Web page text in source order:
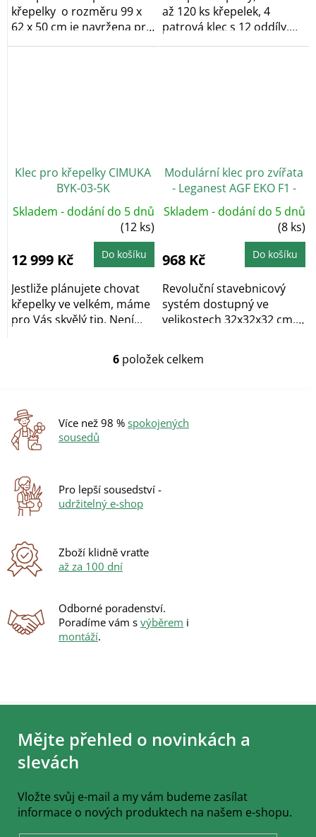
křepelky o rozměru 99 x
62 x 50 cm je navržena pro
pohodlný a...
až 120 ks křepelek, 4
patrová klec s 12 oddíly,
zásobníky na...
Klec pro křepelky CIMUKA
BYK-03-5K
Skladem - dodání do 5 dnů
(12 ks)
12 999 Kč Do košíku
Jestliže plánujete chovat
křepelky ve velkém, máme
pro Vás skvělý tip. Není...
Modulární klec pro zvířata
- Leganest AGF EKO F1 -
32/42/62 cm
Skladem - dodání do 5 dnů
(8 ks)
968 Kč Do košíku
Revoluční stavebnicový
systém dostupný ve
velikostech 32x32x32 cm,
O
d
a
r
u
6položek celkem
Více než 98 % spokojených
sousedů
Pro lepší sousedství -
udržitelný e-shop
Zboží klidně vraťte
až za 100 dní
Odborné poradenství.
Poradíme vám s výběrem i
montáží.
Z
Mějte přehled o novinkách a
slevách
Vložte svůj e-mail a my vám budeme zasílat
informace o nových produktech na našem e-shopu.